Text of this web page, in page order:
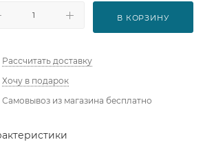
В КОРЗИНУ
Рассчитать доставку
Хочу в подарок
Самовывоз из магазина бесплатно